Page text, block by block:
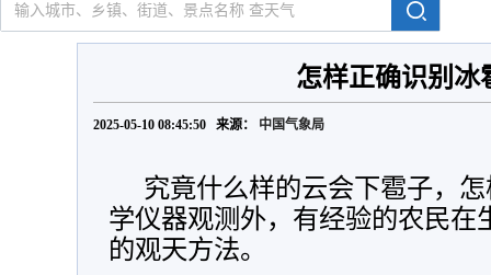
怎样正确识别冰
2025-05-10 08:45:50 来源： 中国气象局
究竟什么样的云会下雹子，
学仪器观测外，有经验的农民在
的观天方法。